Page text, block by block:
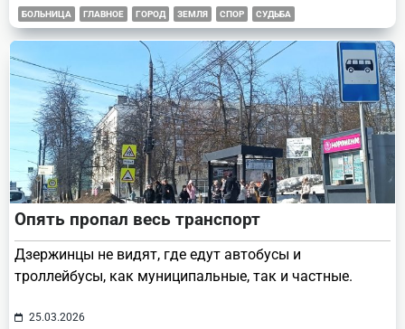
БОЛЬНИЦА ГЛАВНОЕ ГОРОД ЗЕМЛЯ СПОР СУДЬБА
Опять пропал весь транспорт
Дзержинцы не видят, где едут автобусы и
троллейбусы, как муниципальные, так и частные.
25.03.2026